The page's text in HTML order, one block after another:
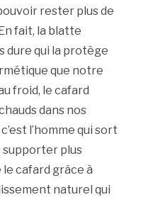
rester plus de
fait, la blatte
dure qui la protège
que notre
froid, le cafard
dans nos
l’homme qui sort
supporter plus
cafard grâce à
naturel qui